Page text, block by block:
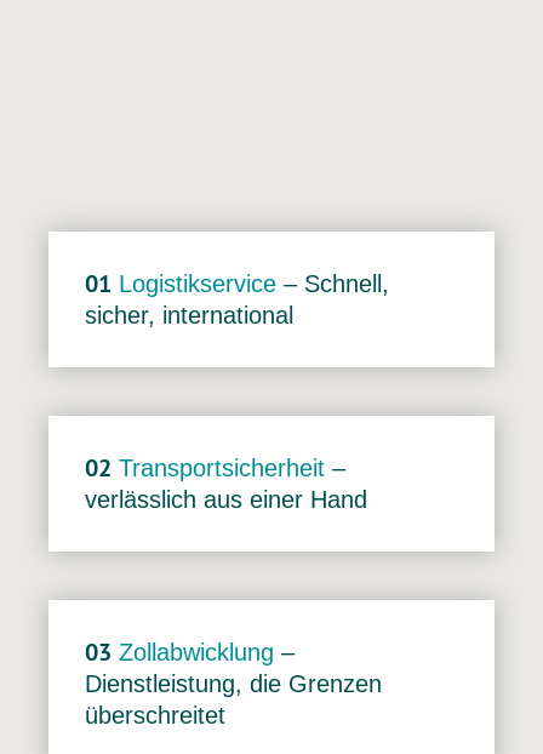
01 Logistikservice – Schnell,
sicher, international
02 Transportsicherheit –
verlässlich aus einer Hand
03 Zollabwicklung –
Dienstleistung, die Grenzen
überschreitet